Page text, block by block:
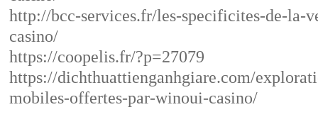
http://bcc-services.fr/les-specificites-de-la-
casino/
https://coopelis.fr/?p=27079
https://dichthuattienganhgiare.com/
mobiles-offertes-par-winoui-casino/